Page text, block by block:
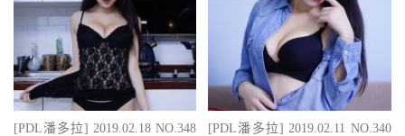
[PDL潘多拉] 2019.02.18 NO.348
[PDL潘多拉] 2019.02.11 NO.340